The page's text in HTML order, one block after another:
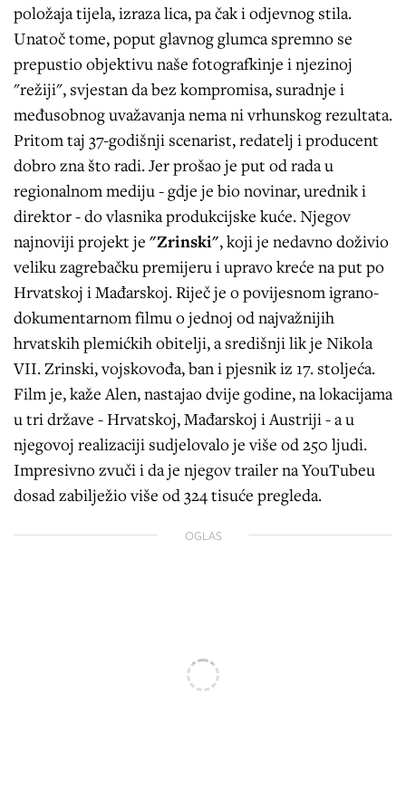
položaja tijela, izraza lica, pa čak i odjevnog stila.
Unatoč tome, poput glavnog glumca spremno se
prepustio objektivu naše fotografkinje i njezinoj
"režiji", svjestan da bez kompromisa, suradnje i
međusobnog uvažavanja nema ni vrhunskog rezultata.
Pritom taj 37-godišnji scenarist, redatelj i producent
dobro zna što radi. Jer prošao je put od rada u
regionalnom mediju - gdje je bio novinar, urednik i
direktor - do vlasnika produkcijske kuće. Njegov
najnoviji projekt je "Zrinski", koji je nedavno doživio
veliku zagrebačku premijeru i upravo kreće na put po
Hrvatskoj i Mađarskoj. Riječ je o povijesnom igrano-
dokumentarnom filmu o jednoj od najvažnijih
hrvatskih plemićkih obitelji, a središnji lik je Nikola
VII. Zrinski, vojskovođa, ban i pjesnik iz 17. stoljeća.
Film je, kaže Alen, nastajao dvije godine, na lokacijama
u tri države - Hrvatskoj, Mađarskoj i Austriji - a u
njegovoj realizaciji sudjelovalo je više od 250 ljudi.
Impresivno zvuči i da je njegov trailer na YouTubeu
dosad zabilježio više od 324 tisuće pregleda.
OGLAS